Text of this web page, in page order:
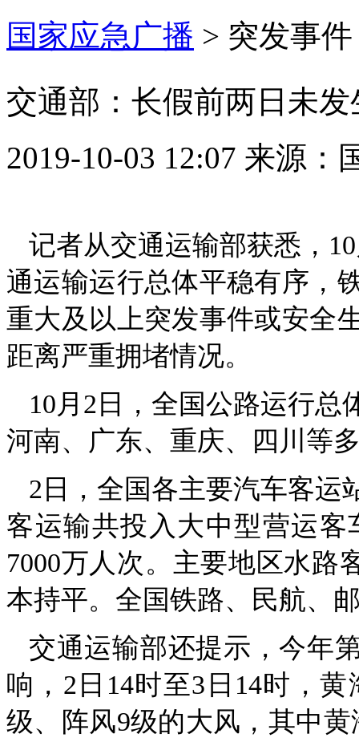
国家应急广播 > 突发事件
交通部：长假前两日未
2019-10-03 12:07 来源：
记者从交通运输部获悉，
通运输运行总体平稳有序，
重大及以上突发事件或安全
距离严重拥堵情况。
10月2日，全国公路运行
河南、广东、重庆、四川等
2日，全国各主要汽车客运
客运输共投入大中型营运
7000万人次。主要地区水路
本持平。全国铁路、民航、
交通运输部还提示，今年
响，2日14时至3日14时，
级、阵风9级的大风，其中